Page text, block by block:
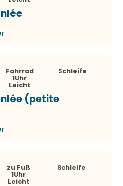
Fahrrad
1Uhr
Leicht
Schleife
(petite
zu Fuß
1Uhr
Leicht
Schleife